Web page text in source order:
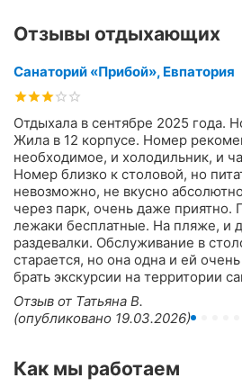
Отзывы отдыхающих
Санаторий «Прибой», Евпатория
Отдыхала в сентябре 2025 года.
Жила в 12 корпусе. Номер
необходимое, и холодильник, и
Номер близко к столовой, но
невозможно, не вкусно
через парк, очень даже приятно.
лежаки бесплатные. На пляже, и
раздевалки. Обслуживание в
старается, но она одна и ей
брать экскурсии на территории
Отзыв от Татьяна В.
(опубликовано 19.03.2026)
Как мы работаем